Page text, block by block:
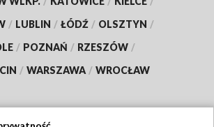
/ LUBLIN / ŁÓDŹ / OLSZTYN /
/ POZNAŃ / RZESZÓW /
/ WARSZAWA / WROCŁAW